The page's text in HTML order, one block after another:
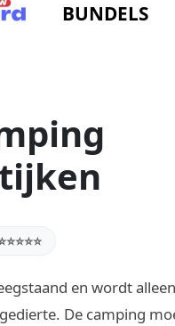
BUNDELS
en wordt
De camping